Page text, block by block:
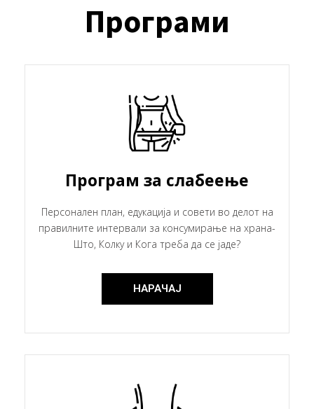
Програми
Програм за слабеење
Персонален план, едукација и совети во делот на
правилните интервали за консумирање на храна-
Што, Колку и Кога треба да се јаде?
НАРАЧАЈ